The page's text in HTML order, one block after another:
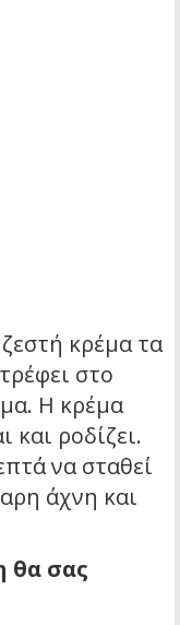
κρέμα τα
στο
Η κρέμα
και ροδίζει.
να σταθεί
άχνη και
θα σας